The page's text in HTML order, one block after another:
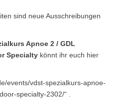
sind neue Ausschreibungen
Apnoe 2 / GDL
Specialty könnt ihr euch hier
events/vdst-spezialkurs-apnoe-
specialty-2302/“ .